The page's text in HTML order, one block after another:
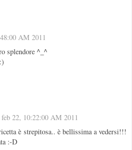
AM 2011
splendore ^_^
22, 10:22:00 AM 2011
è strepitosa.. è bellissima a vedersi!!!
:-D